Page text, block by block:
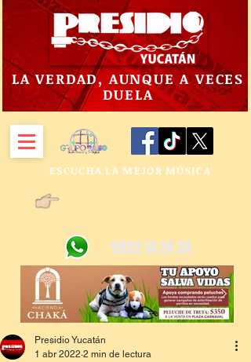
LA VERDAD, AUNQUE A VECES
DUELA
ESCUCHA LA MEJOR MÚSICA
9992 14 24 24
Presidio Yucatán
1 abr 2022 2 min de lectura